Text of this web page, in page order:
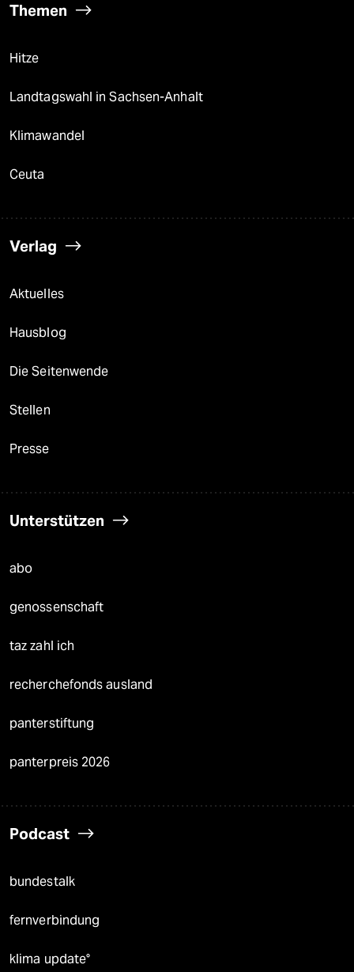
Themen
Hitze
Landtagswahl in Sachsen-Anhalt
Klimawandel
Ceuta
Verlag
Aktuelles
Hausblog
Die Seitenwende
Stellen
Presse
Unterstützen
abo
genossenschaft
taz zahl ich
recherchefonds ausland
panterstiftung
panterpreis 2026
Podcast
bundestalk
fernverbindung
klima update°